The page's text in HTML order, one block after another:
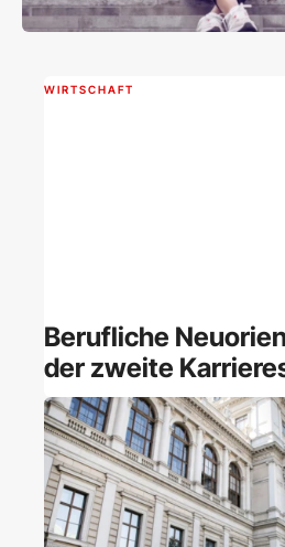
WIRTSCHAFT
Berufliche
der zweite